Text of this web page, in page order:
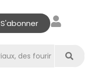
S'abonner